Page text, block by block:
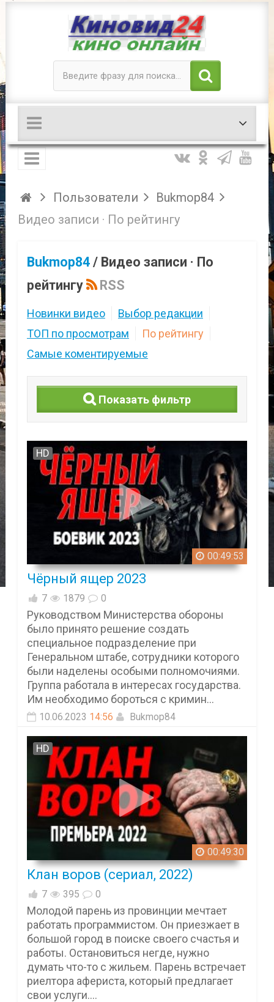
Пользователи
Bukmop84
Видео записи · По рейтингу
Bukmop84/ Видео записи · По
рейтингу
RSS
Новинки видео
Выбор редакции
ТОП по просмотрам
По рейтингу
Самые коментируемые
Показать фильтр
00:49:53
HD
Чёрный ящер 2023
7 1879 0
Руководством Министерства обороны
было принято решение создать
специальное подразделение при
Генеральном штабе, сотрудники которого
были наделены особыми полномочиями.
Группа работала в интересах государства.
Им необходимо бороться с кримин...
10.06.2023 14:56 Bukmop84
00:49:30
HD
Клан воров (сериал, 2022)
7 395 0
Молодой парень из провинции мечтает
работать программистом. Он приезжает в
большой город в поиске своего счастья и
работы. Остановиться негде, нужно
думать что-то с жильем. Парень встречает
риелтора афериста, который предлагает
свои услуги....